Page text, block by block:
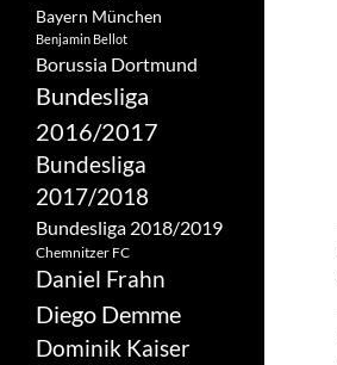
Bayern München
Benjamin Bellot
Borussia Dortmund
Bundesliga
2016/2017
Bundesliga
2017/2018
Bundesliga 2018/2019
Chemnitzer FC
Daniel Frahn
Diego Demme
Dominik Kaiser